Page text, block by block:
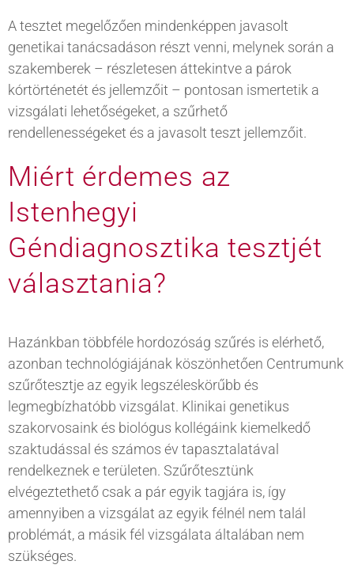
A tesztet megelőzően mindenképpen javasolt
genetikai tanácsadáson részt venni, melynek során a
szakemberek – részletesen áttekintve a párok
kórtörténetét és jellemzőit – pontosan ismertetik a
vizsgálati lehetőségeket, a szűrhető
rendellenességeket és a javasolt teszt jellemzőit.
Miért érdemes az
Istenhegyi
Géndiagnosztika tesztjét
választania?
Hazánkban többféle hordozóság szűrés is elérhető,
azonban technológiájának köszönhetően Centrumunk
szűrőtesztje az egyik legszéleskörűbb és
legmegbízhatóbb vizsgálat. Klinikai genetikus
szakorvosaink és biológus kollégáink kiemelkedő
szaktudással és számos év tapasztalatával
rendelkeznek e területen. Szűrőtesztünk
elvégeztethető csak a pár egyik tagjára is, így
amennyiben a vizsgálat az egyik félnél nem talál
problémát, a másik fél vizsgálata általában nem
szükséges.